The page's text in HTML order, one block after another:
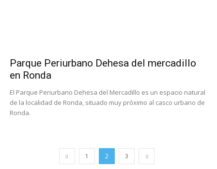
Parque Periurbano Dehesa del mercadillo
en Ronda
El Parque Periurbano Dehesa del Mercadillo es un espacio natural
de la localidad de Ronda, situado muy próximo al casco urbano de
Ronda.
1 2 3